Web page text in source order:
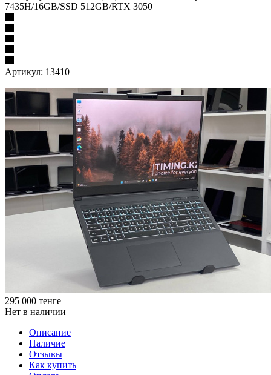
7435H/16GB/SSD 512GB/RTX 3050
Артикул: 13410
295 000 тенге
Нет в наличии
Описание
Наличие
Отзывы
Как купить